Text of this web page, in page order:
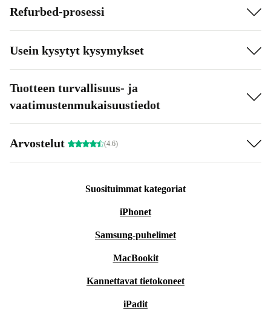
Refurbed-prosessi
Usein kysytyt kysymykset
Tuotteen turvallisuus- ja
vaatimustenmukaisuustiedot
Arvostelut (4.6)
Suosituimmat kategoriat
iPhonet
Samsung-puhelimet
MacBookit
Kannettavat tietokoneet
iPadit